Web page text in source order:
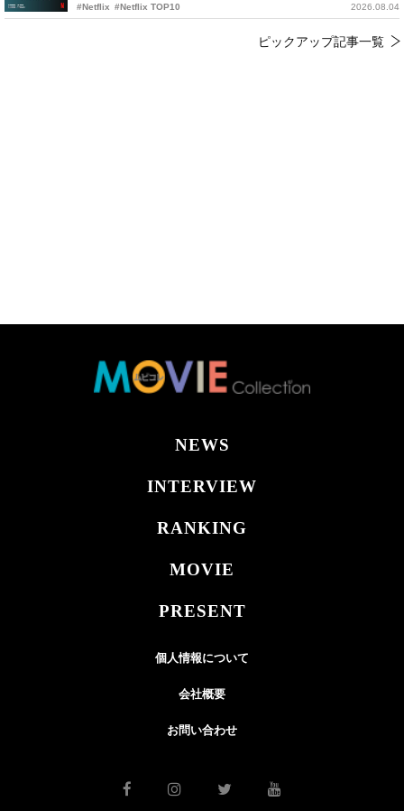
#Netflix #Netflix TOP10 2026.08.04
ピックアップ記事一覧
NEWS
INTERVIEW
RANKING
MOVIE
PRESENT
個人情報について
会社概要
お問い合わせ